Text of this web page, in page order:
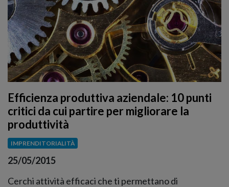
Efficienza produttiva aziendale: 10 punti
critici da cui partire per migliorare la
produttività
IMPRENDITORIALITÀ
25/05/2015
Cerchi attività efficaci che ti permettano di